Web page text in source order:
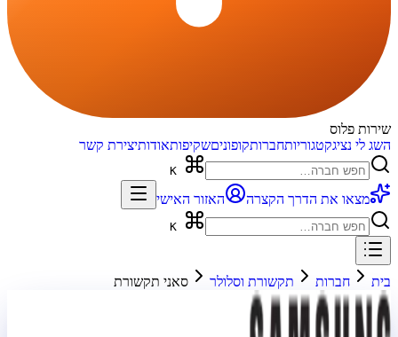
שירות פלוס
השג לי נציגקטגוריותחברותקופוניםשקיפותאודותיצירת קשר
מצאו את הדרך הקצרה האזור האישי
בית חברות תקשורת וסלולר סאני תקשורת